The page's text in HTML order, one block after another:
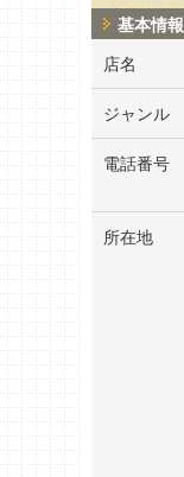
基本情報
店名
ジャンル
電話番号
所在地